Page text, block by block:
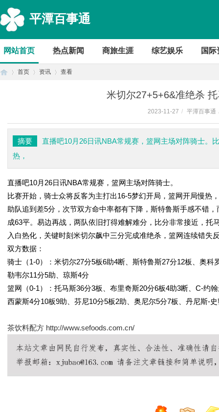
平潭百事通
网站首页 热点新闻 商旅生涯 综艺娱乐 国际
首页 资讯 查看
米切尔27+5+6&准绝杀
2023-11-27 / 平潭百事通
摘要
直播吧10月26日讯NBA常规赛，篮网主场对阵骑士。
热，
直播吧10月26日讯NBA常规赛，篮网主场对阵骑士。
比赛开始，骑士众将反客为主打出16-5梦幻开局，篮网开局慢
助队追到差5分，次节双方命中率都有下降，斯特鲁斯手感不错
成63平。易边再战，两队依旧打得难解难分，比分非常接近，
入白热化，关键时刻米切尔飙中三分完成准绝杀，篮网连续错失
双方数据：
骑士（1-0）：米切尔27分5板6助4断、斯特鲁斯27分12板、奥
勒韦尔11分5助、琼斯4分
篮网（0-1）：托马斯36分3板、布里奇斯20分6板4助3断、C-约
西蒙斯4分10板9助、芬尼10分5板2助、奥尼尔5分7板、丹尼斯-
茶饮料配方 http://www.sefoods.com.cn/